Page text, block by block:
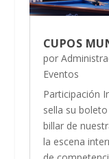
CUPOS
por
Eventos
Participación
sella su
billar de
la escena